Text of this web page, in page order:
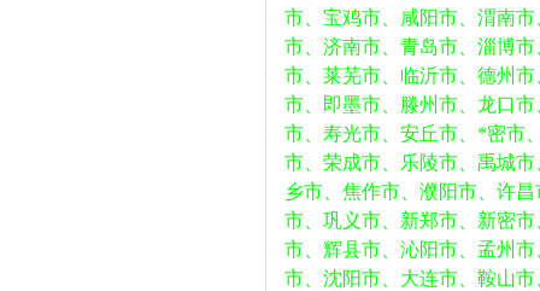
市、宝鸡市、咸阳市、渭南
市、济南市、青岛市、淄博
市、莱芜市、临沂市、德州
市、即墨市、滕州市、龙口
市、寿光市、安丘市、*密市
市、荣成市、乐陵市、禹城
乡市、焦作市、濮阳市、许
市、巩义市、新郑市、新密
市、辉县市、沁阳市、孟州
市、沈阳市、大连市、鞍山